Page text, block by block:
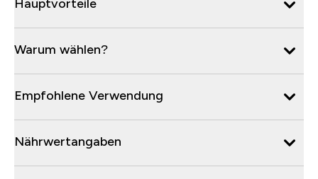
Hauptvorteile
Warum wählen?
Empfohlene Verwendung
Nährwertangaben